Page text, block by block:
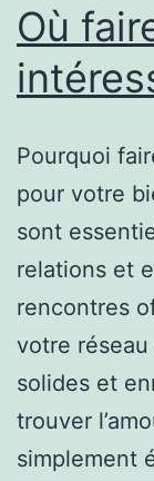
Où
Pourquoi
pour votre
sont
relations et
rencontres
votre
solides et
trouver
simplement